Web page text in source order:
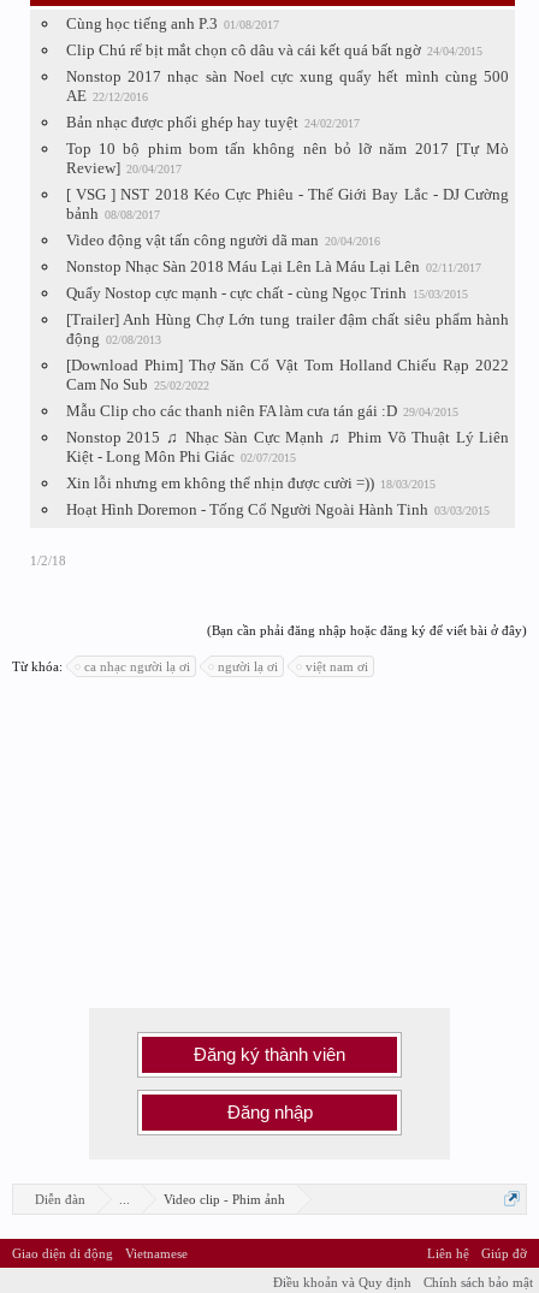
Cùng học tiếng anh P.3 01/08/2017
Clip Chú rể bịt mắt chọn cô dâu và cái kết quá bất ngờ 24/04/2015
Nonstop 2017 nhạc sàn Noel cực xung quẩy hết mình cùng 500
AE 22/12/2016
Bản nhạc được phối ghép hay tuyệt 24/02/2017
Top 10 bộ phim bom tấn không nên bỏ lỡ năm 2017 [Tự Mò
Review] 20/04/2017
[ VSG ] NST 2018 Kéo Cực Phiêu - Thế Giới Bay Lắc - DJ Cường
bảnh 08/08/2017
Video động vật tấn công người dã man 20/04/2016
Nonstop Nhạc Sàn 2018 Máu Lại Lên Là Máu Lại Lên 02/11/2017
Quẩy Nostop cực mạnh - cực chất - cùng Ngọc Trinh 15/03/2015
[Trailer] Anh Hùng Chợ Lớn tung trailer đậm chất siêu phẩm hành
động 02/08/2013
[Download Phim] Thợ Săn Cổ Vật Tom Holland Chiếu Rạp 2022
Cam No Sub 25/02/2022
Mẫu Clip cho các thanh niên FA làm cưa tán gái :D 29/04/2015
Nonstop 2015 ♫ Nhạc Sàn Cực Mạnh ♫ Phim Võ Thuật Lý Liên
Kiệt - Long Môn Phi Giác 02/07/2015
Xin lỗi nhưng em không thể nhịn được cười =)) 18/03/2015
Hoạt Hình Doremon - Tống Cổ Người Ngoài Hành Tinh 03/03/2015
1/2/18
(Bạn cần phải đăng nhập hoặc đăng ký để viết bài ở đây)
Từ khóa: ca nhạc người lạ ơi người lạ ơi việt nam ơi
Đăng ký thành viên
Đăng nhập
Diễn đàn Video clip - Phim ảnh
Giao diện di động Vietnamese Liên hệ
Giúp đỡ
Điều khoản và Quy định
Chính sách bảo mật